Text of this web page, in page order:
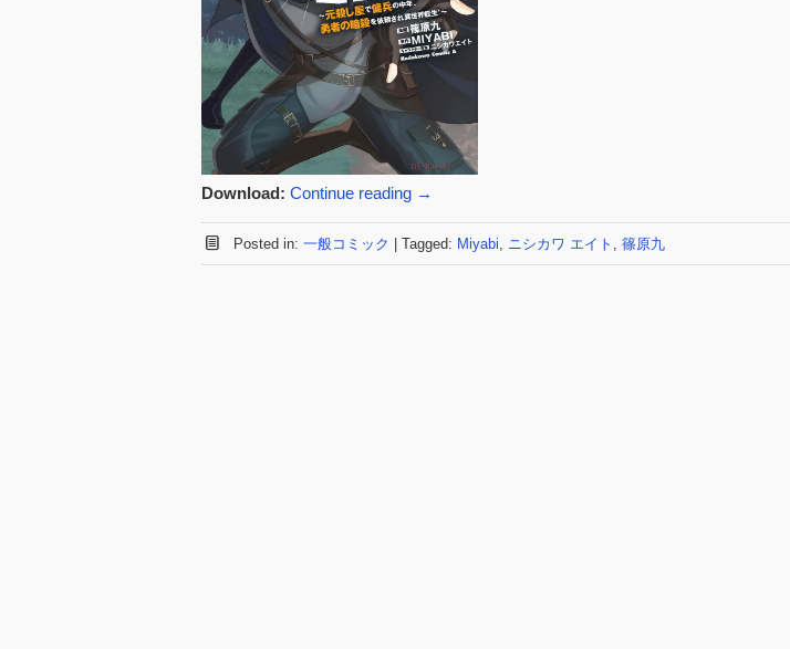
Download: Continue reading →
Posted in: 一般コミック Tagged: Miyabi, ニシカワ エイト , 篠原九